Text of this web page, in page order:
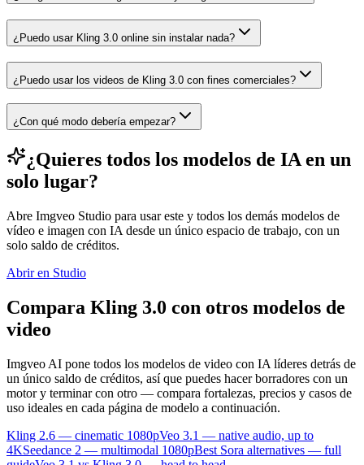
¿Puedo usar Kling 3.0 online sin instalar nada?
¿Puedo usar los videos de Kling 3.0 con fines comerciales?
¿Con qué modo debería empezar?
¿Quieres todos los modelos de IA en un
solo lugar?
Abre Imgveo Studio para usar este y todos los demás modelos de
vídeo e imagen con IA desde un único espacio de trabajo, con un
solo saldo de créditos.
Abrir en Studio
Compara Kling 3.0 con otros modelos de
video
Imgveo AI pone todos los modelos de video con IA líderes detrás de
un único saldo de créditos, así que puedes hacer borradores con un
motor y terminar con otro — compara fortalezas, precios y casos de
uso ideales en cada página de modelo a continuación.
Kling 2.6 — cinematic 1080pVeo 3.1 — native audio, up to
4KSeedance 2 — multimodal 1080pBest Sora alternatives — full